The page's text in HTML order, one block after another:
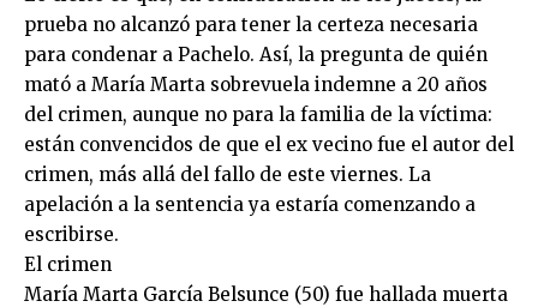
prueba no alcanzó para tener la certeza necesaria
para condenar a Pachelo. Así, la pregunta de quién
mató a María Marta sobrevuela indemne a 20 años
del crimen, aunque no para la familia de la víctima:
están convencidos de que el ex vecino fue el autor del
crimen, más allá del fallo de este viernes. La
apelación a la sentencia ya estaría comenzando a
escribirse.
El crimen
María Marta García Belsunce (50) fue hallada muerta